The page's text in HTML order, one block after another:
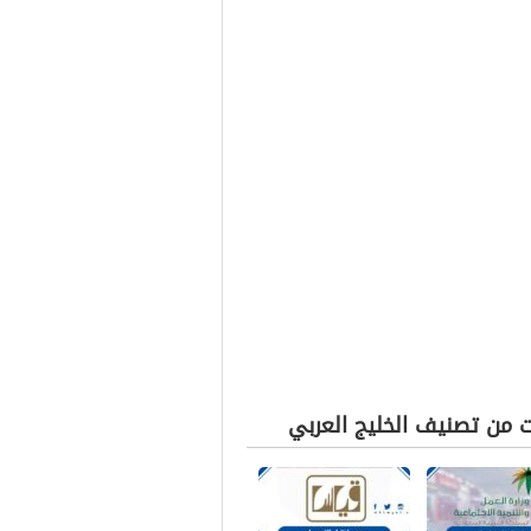
من تصنيف الخليج العربي